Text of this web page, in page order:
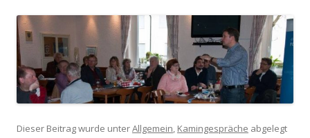
Dieser Beitrag wurde unterAllgemein, Kamingespräche abgelegt